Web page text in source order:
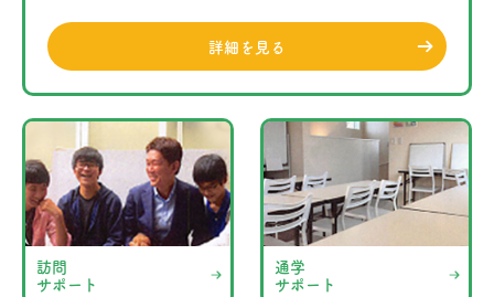
詳細を見る
訪問
サポート
通学
サポート